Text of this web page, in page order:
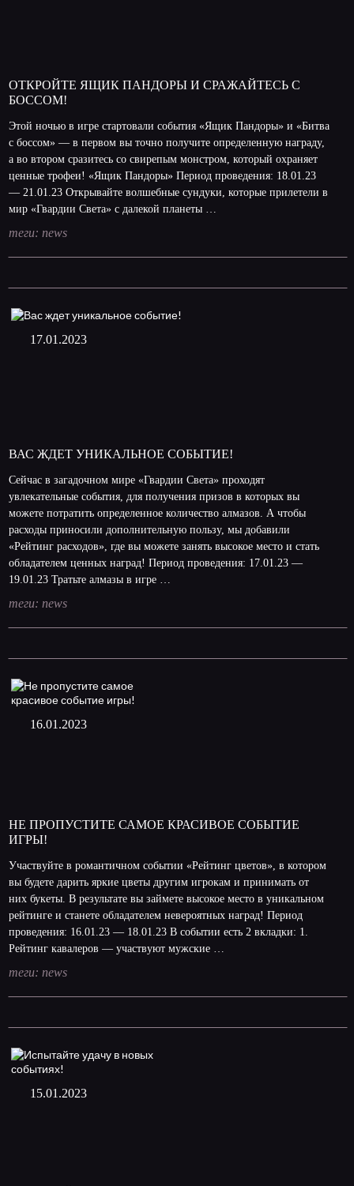
ОТКРОЙТЕ ЯЩИК ПАНДОРЫ И СРАЖАЙТЕСЬ С
БОССОМ!
Этой ночью в игре стартовали события «Ящик Пандоры» и «Битва
с боссом» — в первом вы точно получите определенную награду,
а во втором сразитесь со свирепым монстром, который охраняет
ценные трофеи! «Ящик Пандоры» Период проведения: 18.01.23
— 21.01.23 Открывайте волшебные сундуки, которые прилетели в
мир «Гвардии Света» с далекой планеты …
теги: news
17.01.2023
ВАС ЖДЕТ УНИКАЛЬНОЕ СОБЫТИЕ!
Сейчас в загадочном мире «Гвардии Света» проходят
увлекательные события, для получения призов в которых вы
можете потратить определенное количество алмазов. А чтобы
расходы приносили дополнительную пользу, мы добавили
«Рейтинг расходов», где вы можете занять высокое место и стать
обладателем ценных наград! Период проведения: 17.01.23 —
19.01.23 Тратьте алмазы в игре …
теги: news
16.01.2023
НЕ ПРОПУСТИТЕ САМОЕ КРАСИВОЕ СОБЫТИЕ
ИГРЫ!
Участвуйте в романтичном событии «Рейтинг цветов», в котором
вы будете дарить яркие цветы другим игрокам и принимать от
них букеты. В результате вы займете высокое место в уникальном
рейтинге и станете обладателем невероятных наград! Период
проведения: 16.01.23 — 18.01.23 В событии есть 2 вкладки: 1.
Рейтинг кавалеров — участвуют мужские …
теги: news
15.01.2023